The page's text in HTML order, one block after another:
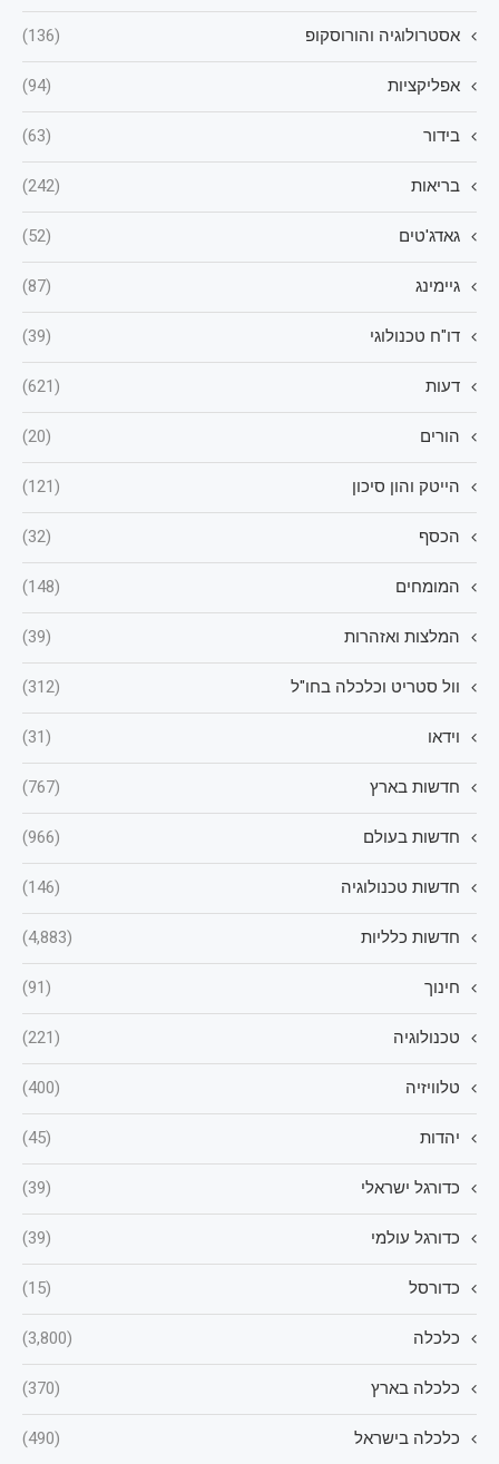
אסטרולוגיה והורוסקופ (136)
אפליקציות (94)
בידור (63)
בריאות (242)
גאדג'טים (52)
גיימינג (87)
דו"ח טכנולוגי (39)
דעות (621)
הורים (20)
הייטק והון סיכון (121)
הכסף (32)
המומחים (148)
המלצות ואזהרות (39)
וול סטריט וכלכלה בחו"ל (312)
וידאו (31)
חדשות בארץ (767)
חדשות בעולם (966)
חדשות טכנולוגיה (146)
חדשות כלליות (4,883)
חינוך (91)
טכנולוגיה (221)
טלוויזיה (400)
יהדות (45)
כדורגל ישראלי (39)
כדורגל עולמי (39)
כדורסל (15)
כלכלה (3,800)
כלכלה בארץ (370)
כלכלה בישראל (490)